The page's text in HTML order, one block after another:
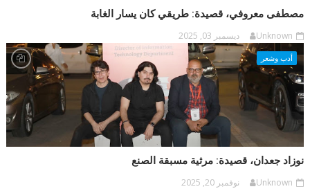
مصطفى معروفي، قصيدة: طريقي كان يسار الغابة
Unknown ديسمبر 03, 2025
أدب وشعر
نوزاد جعدان، قصيدة: مرثية مسبقة الصنع
Unknown نوفمبر 20, 2025